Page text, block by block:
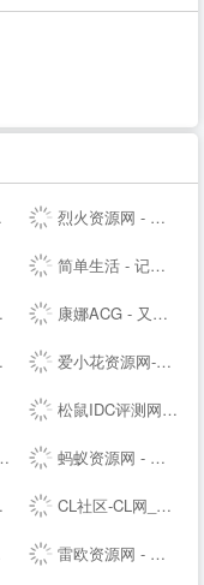
烈火资源网 - 实用并且丰富的资源大全
简单生活 - 记录大熊和小婷生活点滴的夫妻--
康娜ACG - 又一个二次元聚集站点
爱小花资源网-免费分享好资源-小花资源网-应有尽有！
松鼠IDC评测网-服务器_云服务器_主机_优惠_促销_测评
蚂蚁资源网 - 免费游戏辅助,软件,活动,技术教程分享平台_小刀娱乐网_我爱辅助网_善恶资源网！
CL社区-CL网_专注于全网-挂机项目-免费项目-赚钱项目-游戏搬砖项目-活动线报-源码基地-副业-活动-软件-教程-致力于全网付费项目揭秘分享
雷欧资源网 - 善恶资源网,辅助网,678辅助网,小刀娱乐网,破解软件分享,最全面的免费资源平台!